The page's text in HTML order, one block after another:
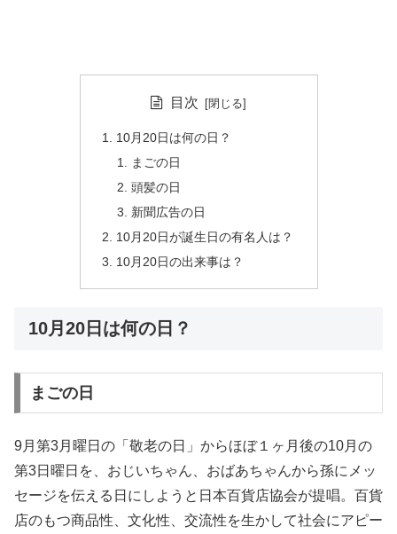
目次
10月20日は何の日？
まごの日
頭髪の日
新聞広告の日
10月20日が誕生日の有名人は？
10月20日の出来事は？
10月20日は何の日？
まごの日
9月第3月曜日の「敬老の日」からほぼ１ヶ月後の10月の
第3日曜日を、おじいちゃん、おばあちゃんから孫にメッ
セージを伝える日にしようと日本百貨店協会が提唱。百貨
店のもつ商品性、文化性、交流性を生かして社会にアピー